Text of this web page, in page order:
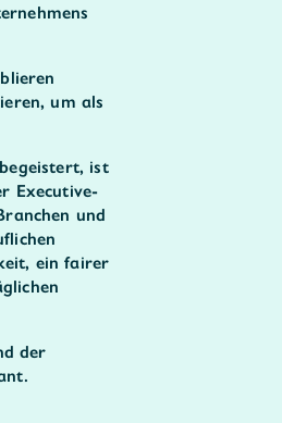
um als
ist
Executive-
und
ein fairer
der